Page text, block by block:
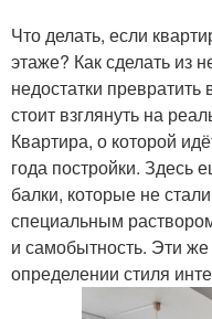
Что делать, если
этаже? Как сделать из
недостатки превратить
стоит взглянуть на
Квартира, о которой
года постройки. Здесь
балки, которые не
специальным
и самобытность. Эти
определении стиля